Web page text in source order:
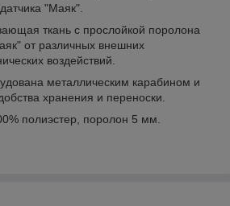
"Маяк".
ткань с прослойкой поролона
от различных внешних
воздействий.
металлическим карабином и
хранения и переноски.
полиэстер, поролон 5 мм.